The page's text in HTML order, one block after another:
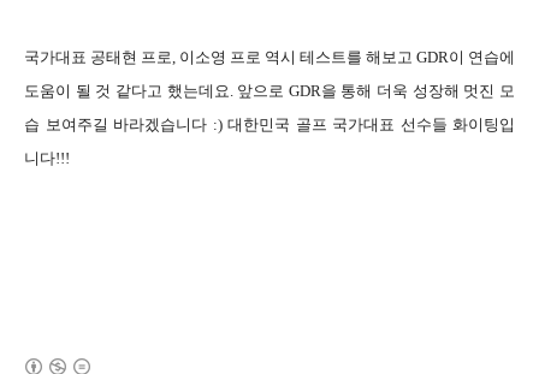
국가대표 공태현 프로, 이소영 프로 역시 테스트를 해보고 GDR이 연습에
도움이 될 것 같다고 했는데요. 앞으로 GDR을 통해 더욱 성장해 멋진 모
습 보여주길 바라겠습니다 :) 대한민국 골프 국가대표 선수들 화이팅입
니다!!!